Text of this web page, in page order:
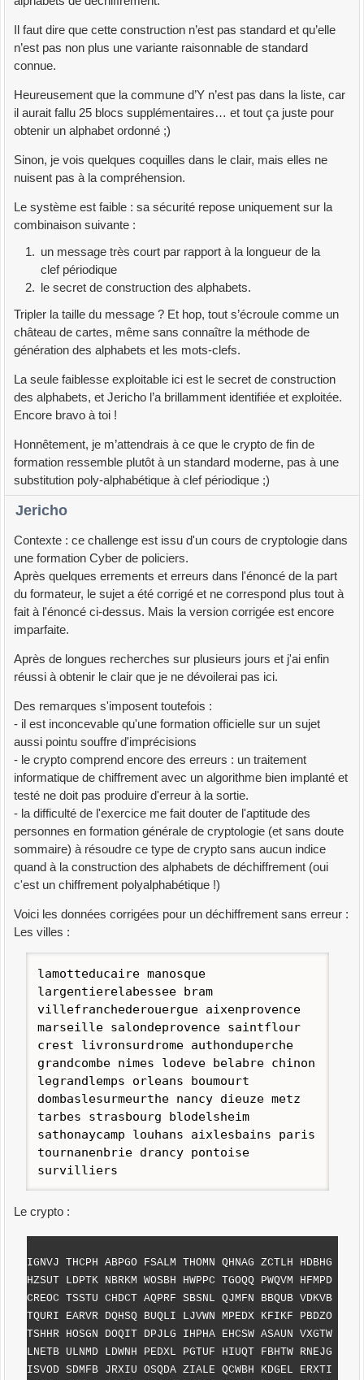
alphabets de chiffrement
"""
idx= 0
# index de l'alphabet
plain
plain +=alpha26[liste_alpha[idx] .index(c)
idx= (idx+1 )%len(liste_alpha)
returnplain
print(D_sub_polyalpha(k,listalpha))
Il faut dire que cette construction n’est pas standard et qu’elle
n’est pas non plus une variante raisonnable de standard
connue.
Heureusement que la commune d’Y n’est pas dans la liste, car
il aurait fallu 25 blocs supplémentaires… et tout ça juste pour
obtenir un alphabet ordonné ;)
Sinon, je vois quelques coquilles dans le clair, mais elles ne
nuisent pas à la compréhension.
Le système est faible : sa sécurité repose uniquement sur la
combinaison suivante :
un message très court par rapport à la longueur de la
clef périodique
le secret de construction des alphabets.
Tripler la taille du message ? Et hop, tout s’écroule comme un
château de cartes, même sans connaître la méthode de
génération des alphabets et les mots-clefs.
La seule faiblesse exploitable ici est le secret de construction
des alphabets, et Jericho l’a brillamment identifiée et exploitée.
Encore bravo à toi !
Honnêtement, je m’attendrais à ce que le crypto de fin de
formation ressemble plutôt à un standard moderne, pas à une
substitution poly-alphabétique à clef périodique ;)
Jericho
Contexte : ce challenge est issu d'un cours de cryptologie dans
une formation Cyber de policiers.
Après quelques errements et erreurs dans l'énoncé de la part
du formateur, le sujet a été corrigé et ne correspond plus tout à
fait à l'énoncé ci-dessus. Mais la version corrigée est encore
imparfaite.
Après de longues recherches sur plusieurs jours et j'ai enfin
réussi à obtenir le clair que je ne dévoilerai pas ici.
Des remarques s'imposent toutefois :
- il est inconcevable qu'une formation officielle sur un sujet
aussi pointu souffre d'imprécisions
- le crypto comprend encore des erreurs : un traitement
informatique de chiffrement avec un algorithme bien implanté et
testé ne doit pas produire d'erreur à la sortie.
- la difficulté de l'exercice me fait douter de l'aptitude des
personnes en formation générale de cryptologie (et sans doute
sommaire) à résoudre ce type de crypto sans aucun indice
quand à la construction des alphabets de déchiffrement (oui
c'est un chiffrement polyalphabétique !)
Voici les données corrigées pour un déchiffrement sans erreur :
Les villes :
lamotteducaire manosque
largentierelabessee bram
villefranchederouergue aixenprovence
marseille salondeprovence saintflour
crest livronsurdrome authonduperche
grandcombe nimes lodeve belabre chinon
legrandlemps orleans boumourt
dombaslesurmeurthe nancy dieuze metz
tarbes strasbourg blodelsheim
sathonaycamp louhans aixlesbains paris
tournanenbrie drancy pontoise
survilliers
Le crypto :
IGNVJ THCPH ABPGO FSALM THOMN QHNAG ZCTLH HDBHG
HZSUT LDPTK NBRKM WOSBH HWPPC TGOQQ PWQVM HFMPD
CREOC TSSTU CHDCT AQPRF SBSNL QJMFN BBQUB VDKVB
TQURI EARVR DQHSQ BUQLI LJVWN MPEDX KFIKF PBDZO
TSHHR HOSGN DOQIT DPJLG IHPHA EHCSW ASAUN VXGTW
LNETB ULNMD LDWNH PEDXL PGTUF HIUQT FBHTW RNEJG
ISVOD SDMFB JRXIU OSQDA ZIALE QCWBH KDGEL ERXTI